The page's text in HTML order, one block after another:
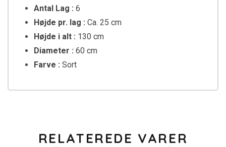
Antal Lag : 6
Højde pr. lag : Ca. 25 cm
Højde i alt : 130 cm
Diameter : 60 cm
Farve : Sort
RELATEREDE VARER